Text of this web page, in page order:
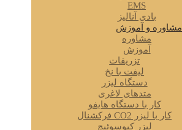
EMS
بادی آنالیز
مشاوره و آموزش
مشاوره
آموزش
تزریقات
لیفت با نخ
دستگاه لیزر
متدهای لاغری
کار با دستگاه هایفو
کار با لیزر CO2 فرکشنال
لیزر کیوسوئیچ